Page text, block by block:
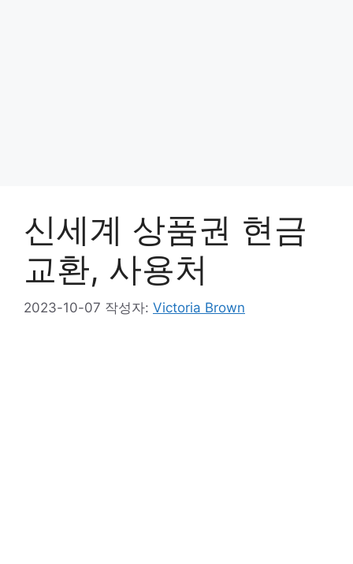
신세계 상품권 현금
교환, 사용처
2023-10-07 작성자: Victoria Brown